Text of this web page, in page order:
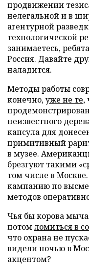
продвижении
нелегальной и в
агентурной
технологической
занимаетесь,
Россия. Давайте
наладится.
Методы работы
конечно,уже не те,
неизвестного
капсула для
примитивный
в музее.
брезгуют такими
том числе в
кампанию по
методов
Чья бы корова
потомломиться в
что охрана не
видели ночью в
акцентом?